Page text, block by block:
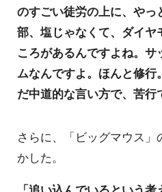
のすごい徒労の上に、や
部、塩じゃなくて、ダイヤ
ころがあるんですよね。
ムなんですよ。ほんと修行
だ中道的な言い方で、苦行
さらに、「ビッグマウス
かした。